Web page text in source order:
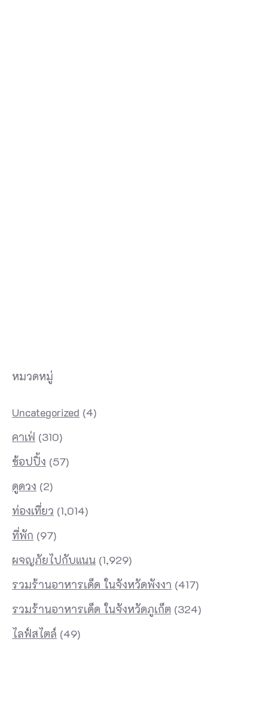
หมวดหมู่
Uncategorized (4)
คาเฟ่ (310)
ช้อปปิ้ง (57)
ดูดวง (2)
ท่องเที่ยว (1,014)
ที่พัก (97)
ผจญภัยไปกับแนน (1,929)
รวมร้านอาหารเด็ด ในจังหวัดพังงา (417)
รวมร้านอาหารเด็ด ในจังหวัดภูเก็ต (324)
ไลฟ์สไตล์ (49)